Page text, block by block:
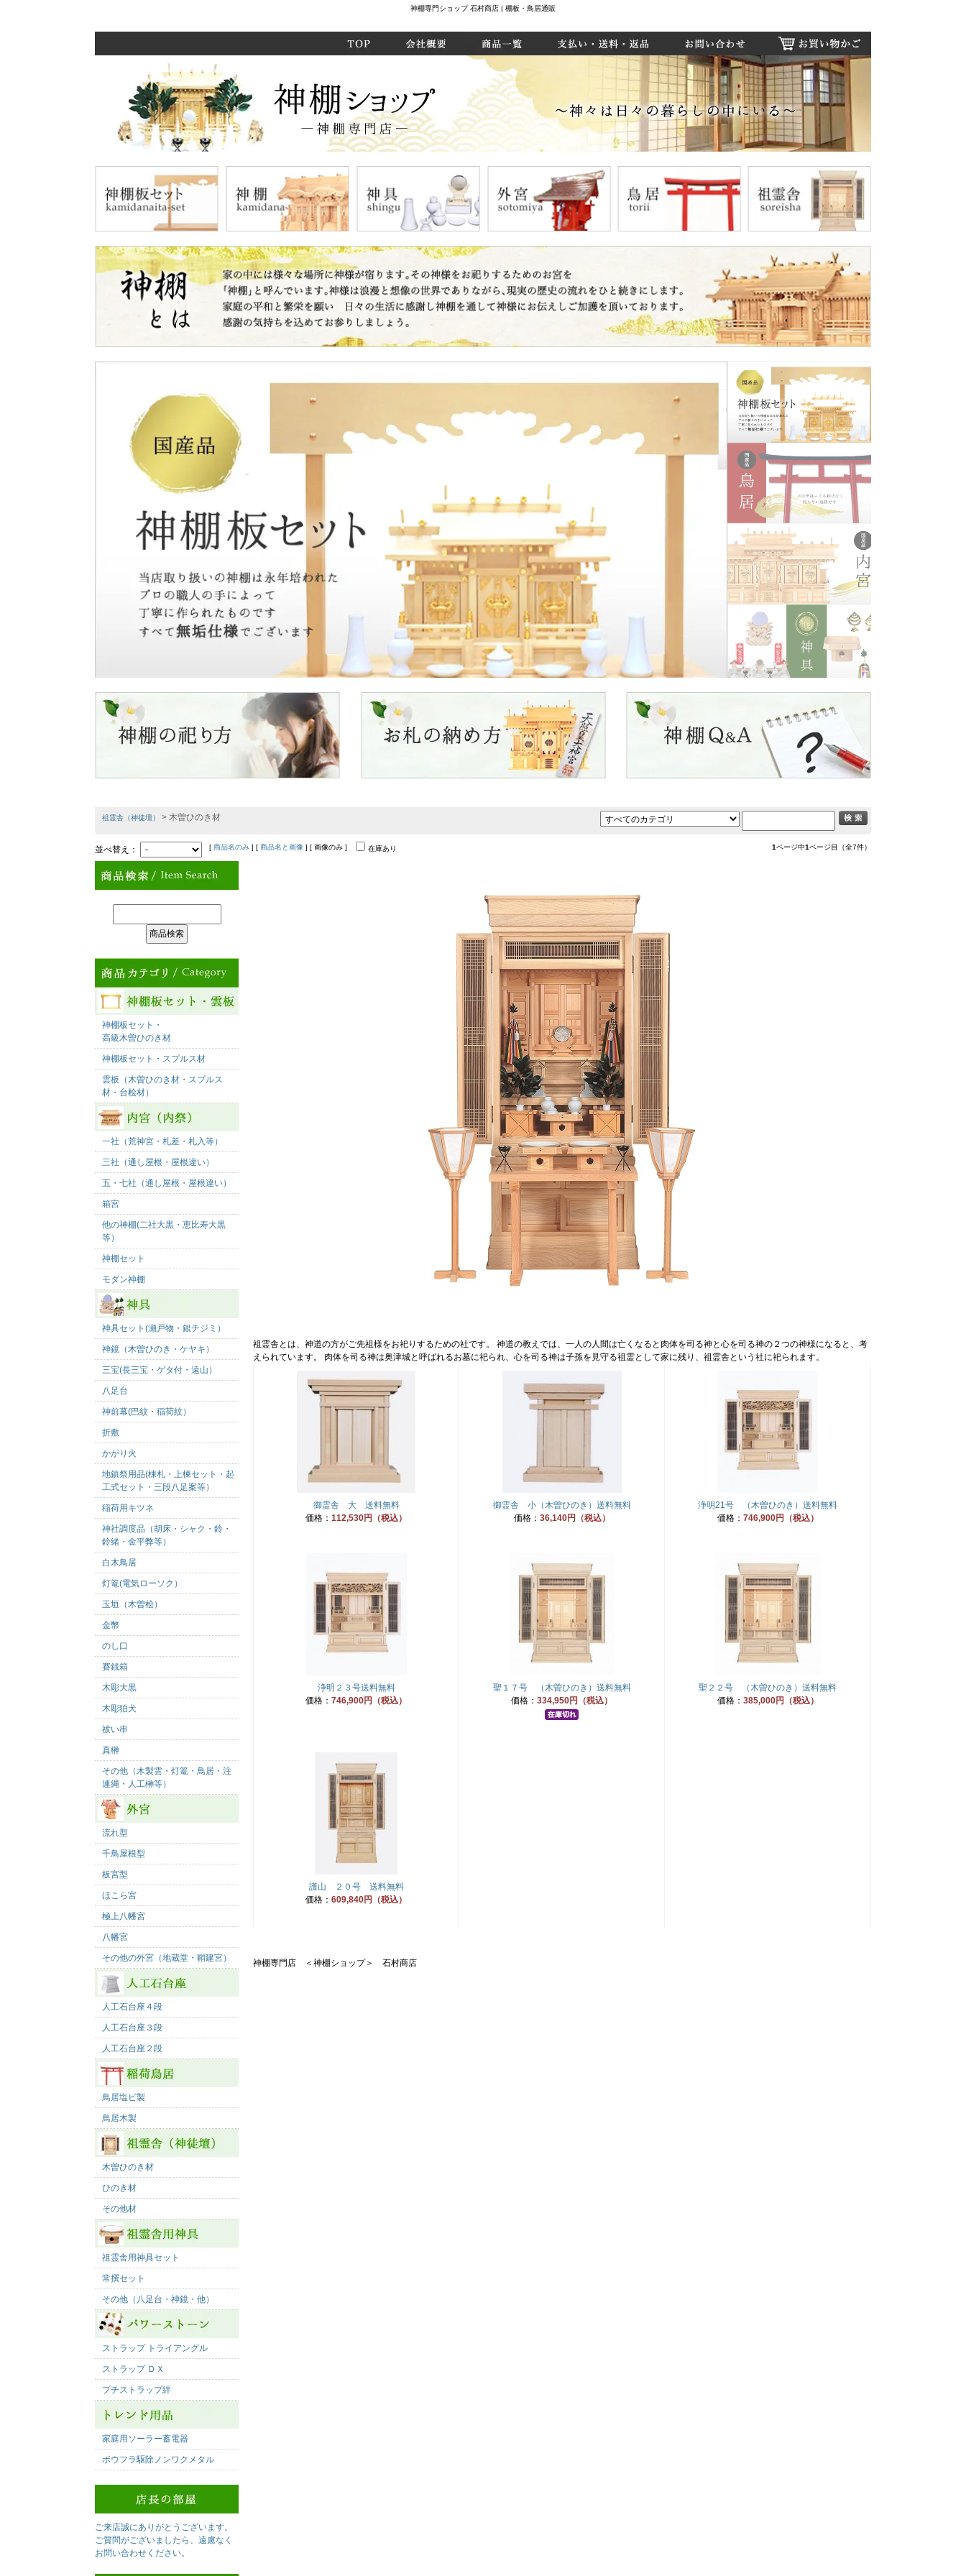
神棚専門ショップ 石村商店 | 棚板・鳥居通販
祖霊舎（神徒壇） > 木曽ひのき材
並べ替え： [ 商品名のみ ] [ 商品名と画像 ] [ 画像のみ ] 在庫あり 1ページ中1ページ目（全7件）
祖霊舎とは、神道の方がご先祖様をお祀りするための社です。 神道の教えでは、一人の人間は亡くなると肉体を司る神と心を司る神の２つの神様になると、考
えられています。 肉体を司る神は奥津城と呼ばれるお墓に祀られ、心を司る神は子孫を見守る祖霊として家に残り、祖霊舎という社に祀られます。
御霊舎 大 送料無料
価格： 112,530円（税込）
御霊舎 小（木曽ひのき）送料無料
価格： 36,140円（税込）
浄明21号 （木曽ひのき）送料無料
価格： 746,900円（税込）
浄明２３号送料無料
価格： 746,900円（税込）
聖１７号 （木曽ひのき）送料無料
価格： 334,950円（税込）
聖２２号 （木曽ひのき）送料無料
価格： 385,000円（税込）
護山 ２０号 送料無料
価格： 609,840円（税込）
神棚専門店 ＜神棚ショップ＞ 石村商店
神棚板セット・
高級木曽ひのき材
神棚板セット・スプルス材
雲板（木曽ひのき材・スプルス
材・台桧材）
一社（荒神宮・札差・札入等）
三社（通し屋根・屋根違い）
五・七社（通し屋根・屋根違い）
箱宮
他の神棚(二社大黒・恵比寿大黒
等）
神棚セット
モダン神棚
神具セット(瀬戸物・銀チジミ）
神鏡（木曽ひのき・ケヤキ）
三宝(長三宝・ゲタ付・遠山）
八足台
神前幕(巴紋・稲荷紋）
折敷
かがり火
地鎮祭用品(棟札・上棟セット・起
工式セット・三段八足案等）
稲荷用キツネ
神社調度品（胡床・シャク・鈴・
鈴緒・金平弊等）
白木鳥居
灯篭(電気ローソク）
玉垣（木曽桧）
金幣
のし口
賽銭箱
木彫大黒
木彫狛犬
祓い串
真榊
その他（木製雲・灯篭・鳥居・注
連縄・人工榊等）
流れ型
千鳥屋根型
板宮型
ほこら宮
極上八幡宮
八幡宮
その他の外宮（地蔵堂・鞘建宮）
人工石台座４段
人工石台座３段
人工石台座２段
鳥居塩ビ製
鳥居木製
木曽ひのき材
ひのき材
その他材
祖霊舎用神具セット
常撰セット
その他（八足台・神鏡・他）
ストラップ トライアングル
ストラップ ＤＸ
プチストラップ絆
家庭用ソーラー蓄電器
ボウフラ駆除ノンワクメタル
ご来店誠にありがとうございます。
ご質問がございましたら、遠慮なく
お問い合わせください。